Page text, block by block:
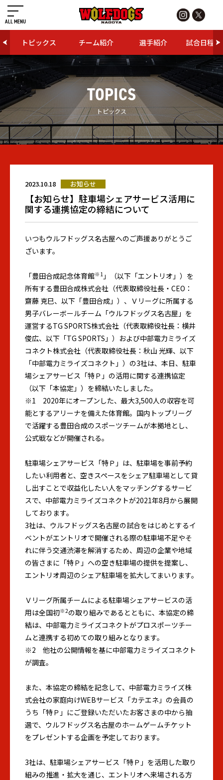
ALL MENU
トピックス チーム紹介 選手紹介 試合日程・
TOPICS
トピックス
2023.10.18 お知らせ
【お知らせ】駐車場シェアサービス活用に
関する連携協定の締結について
いつもウルフドッグス名古屋へのご声援ありがとうご
ざいます。
「豊田合成記念体育館※1 」（以下「エントリオ」）を
所有する豊田合成株式会社（代表取締役社長・CEO：
齋藤 克巳、以下「豊田合成」）、Ｖリーグに所属する
男子バレーボールチーム「ウルフドッグス名古屋」を
運営するTG SPORTS株式会社（代表取締役社長：横井
俊広、以下「TG SPORTS」）および中部電力ミライズ
コネクト株式会社（代表取締役社長：秋山 光輝、以下
「中部電力ミライズコネクト」）の3社は、本日、駐車
場シェアサービス「特Ｐ」の活用に関する連携協定
（以下「本協定」）を締結いたしました。
※1 2020年にオープンした、最大3,500人の収容を可
能とするアリーナを備えた体育館。国内トップリーグ
で活躍する豊田合成のスポーツチームが本拠地とし、
公式戦などが開催される。
駐車場シェアサービス「特Ｐ」は、駐車場を事前予約
したい利用者と、空きスペースをシェア駐車場として貸
し出すことで収益化したい人をマッチングするサービ
スで、中部電力ミライズコネクトが2021年8月から展開
しております。
3社は、ウルフドッグス名古屋の試合をはじめとするイ
ベントがエントリオで開催される際の駐車場不足やそ
れに伴う交通渋滞を解消するため、周辺の企業や地域
の皆さまに「特Ｐ」への空き駐車場の提供を提案し、
エントリオ周辺のシェア駐車場を拡大してまいります。
Ｖリーグ所属チームによる駐車場シェアサービスの活
用は全国初※2の取り組みであるとともに、本協定の締
結は、中部電力ミライズコネクトがプロスポーツチー
ムと連携する初めての取り組みとなります。
※2 他社の公開情報を基に中部電力ミライズコネクト
が調査。
また、本協定の締結を記念して、中部電力ミライズ株
式会社の家庭向けWEBサービス「カテエネ」の会員の
うち「特Ｐ」にご登録いただいたお客さまの中から抽
選で、ウルフドッグス名古屋のホームゲームチケット
をプレゼントする企画を予定しております。
3社は、駐車場シェアサービス「特Ｐ」を活用した取り
組みの推進・拡大を通じ、エントリオへ来場される方